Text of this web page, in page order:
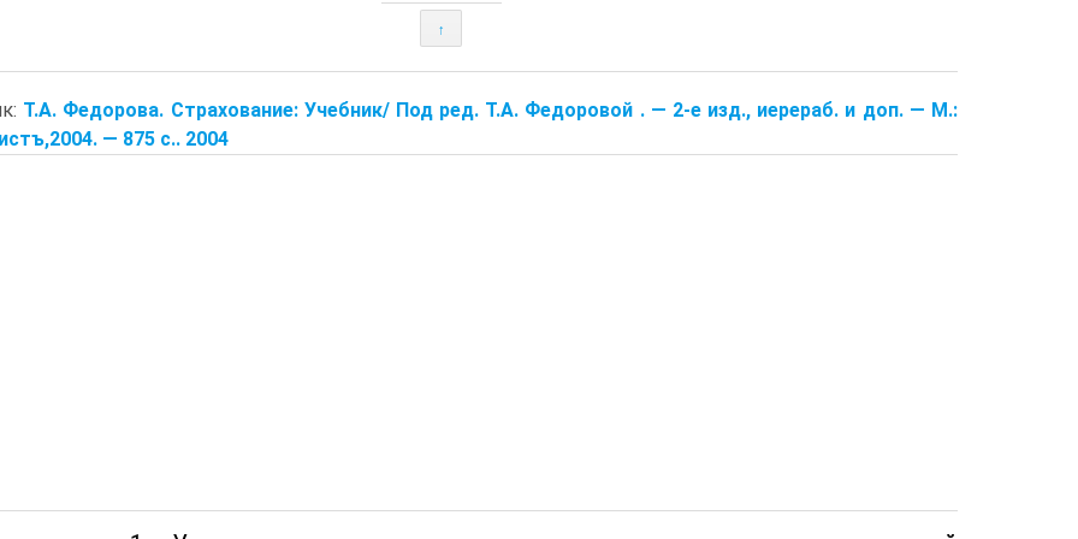
↑
Т.А. Федорова. Страхование: Учебник/ Под ред. Т.А. Федоровой . — 2-е изд., иерераб. и доп. — М.:
— 875 с.. 2004